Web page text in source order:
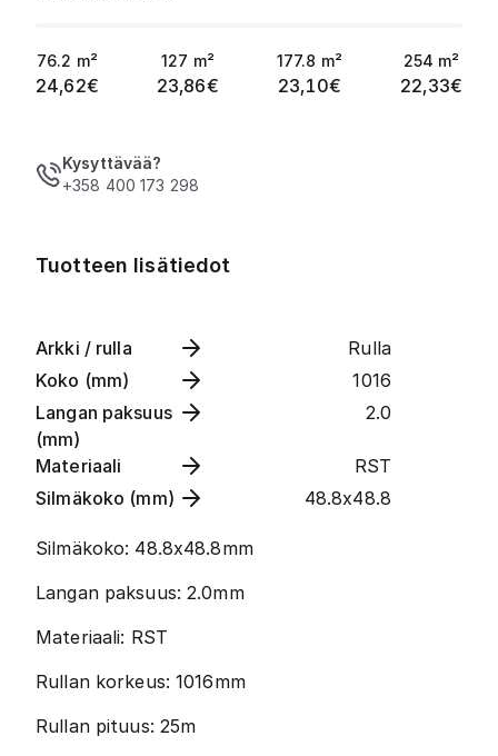
76.2 m²
24,62€
127 m²
23,86€
177.8 m²
23,10€
254 m²
22,33€
Kysyttävää?
+358 400 173 298
Tuotteen lisätiedot
Arkki / rulla
Rulla
Koko (mm)
1016
Langan paksuus
(mm)
2.0
Materiaali
RST
Silmäkoko (mm)
48.8x48.8
Silmäkoko: 48.8x48.8mm
Langan paksuus: 2.0mm
Materiaali: RST
Rullan korkeus: 1016mm
Rullan pituus: 25m